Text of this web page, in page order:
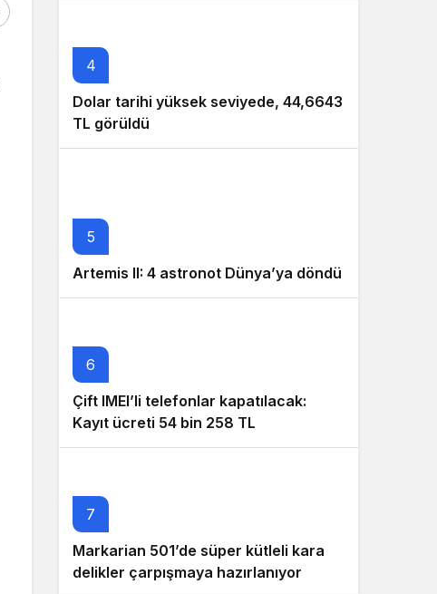
4
Dolar tarihi yüksek seviyede, 44,6643
TL görüldü
5
Artemis II: 4 astronot Dünya’ya döndü
6
Çift IMEI’li telefonlar kapatılacak:
Kayıt ücreti 54 bin 258 TL
7
Markarian 501’de süper kütleli kara
delikler çarpışmaya hazırlanıyor